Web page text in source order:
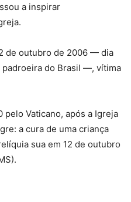
a inspirar
de outubro de 2006 — dia
padroeira do Brasil —, vítima
Vaticano, após a Igreja
a cura de uma criança
sua em 12 de outubro